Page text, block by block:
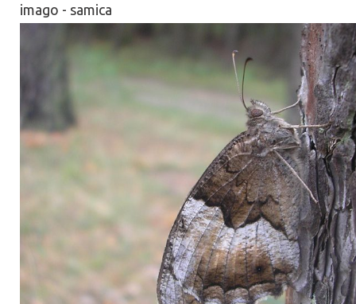
imago - samica